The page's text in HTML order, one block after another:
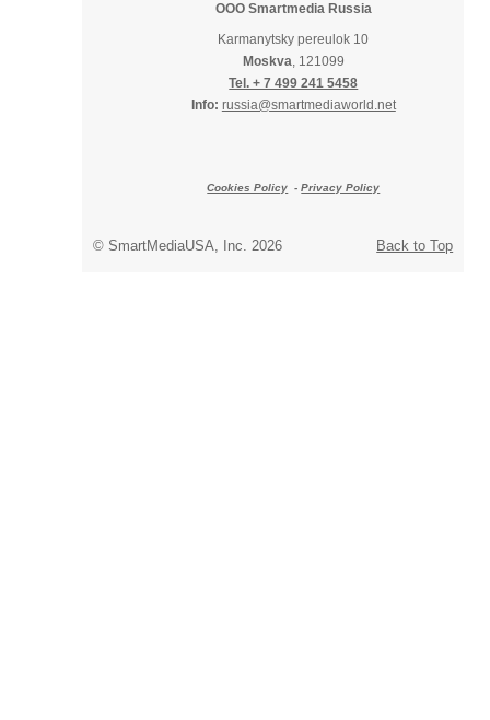
OOO Smartmedia Russia
Karmanytsky pereulok 10
Moskva, 121099
Tel. + 7 499 241 5458
Info: russia@smartmediaworld.net
Cookies Policy -Privacy Policy
Back to Top
© SmartMediaUSA, Inc. 2026